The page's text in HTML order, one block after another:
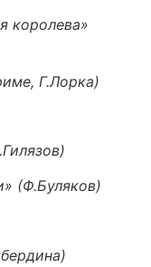
королева»
Г.Лорка)
(Ф.Буляков)